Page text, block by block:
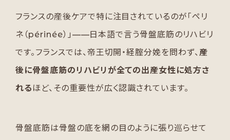
フランスの産後ケアで特に注目されているのが「ペリ
ネ（périnée）」——日本語で言う骨盤底筋のリハビリ
です。フランスでは、帝王切開・経腟分娩を問わず、 産
後に骨盤底筋のリハビリが全ての出産女性に処方さ
れる ほど、その重要性が広く認識されています。
骨盤底筋は骨盤の底を網の目のように張り巡らせて